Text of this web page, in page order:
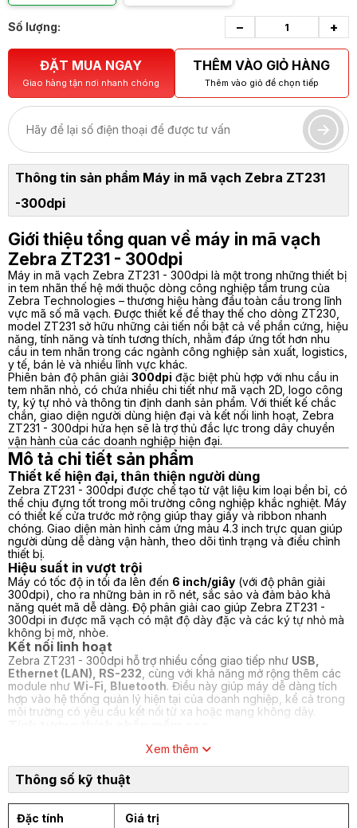
Số lượng: − +
ĐẶT MUA NGAY
Giao hàng tận nơi nhanh chóng
THÊM VÀO GIỎ HÀNG
Thêm vào giỏ để chọn tiếp
Thông tin sản phẩm Máy in mã vạch Zebra ZT231
-300dpi
Giới thiệu tổng quan về máy in mã vạch
Zebra ZT231 - 300dpi
Máy in mã vạch Zebra ZT231 - 300dpi là một trong những thiết bị
in tem nhãn thế hệ mới thuộc dòng công nghiệp tầm trung của
Zebra Technologies – thương hiệu hàng đầu toàn cầu trong lĩnh
vực mã số mã vạch. Được thiết kế để thay thế cho dòng ZT230,
model ZT231 sở hữu những cải tiến nổi bật cả về phần cứng, hiệu
năng, tính năng và tính tương thích, nhằm đáp ứng tốt hơn nhu
cầu in tem nhãn trong các ngành công nghiệp sản xuất, logistics,
y tế, bán lẻ và nhiều lĩnh vực khác.
Phiên bản độ phân giải 300dpi đặc biệt phù hợp với nhu cầu in
tem nhãn nhỏ, có chứa nhiều chi tiết như mã vạch 2D, logo công
ty, ký tự nhỏ và thông tin định danh sản phẩm. Với thiết kế chắc
chắn, giao diện người dùng hiện đại và kết nối linh hoạt, Zebra
ZT231 - 300dpi hứa hẹn sẽ là trợ thủ đắc lực trong dây chuyền
vận hành của các doanh nghiệp hiện đại.
Mô tả chi tiết sản phẩm
Thiết kế hiện đại, thân thiện người dùng
Zebra ZT231 - 300dpi được chế tạo từ vật liệu kim loại bền bỉ, có
thể chịu đựng tốt trong môi trường công nghiệp khắc nghiệt. Máy
có thiết kế cửa trước mở rộng giúp thay giấy và ribbon nhanh
chóng. Giao diện màn hình cảm ứng màu 4.3 inch trực quan giúp
người dùng dễ dàng vận hành, theo dõi tình trạng và điều chỉnh
thiết bị.
Hiệu suất in vượt trội
Máy có tốc độ in tối đa lên đến 6 inch/giây (với độ phân giải
300dpi), cho ra những bản in rõ nét, sắc sảo và đảm bảo khả
năng quét mã dễ dàng. Độ phân giải cao giúp Zebra ZT231 -
300dpi in được mã vạch có mật độ dày đặc và các ký tự nhỏ mà
không bị mờ, nhòe.
Kết nối linh hoạt
Zebra ZT231 - 300dpi hỗ trợ nhiều cổng giao tiếp như USB,
Ethernet (LAN), RS-232 , cùng với khả năng mở rộng thêm các
module như Wi-Fi, Bluetooth. Điều này giúp máy dễ dàng tích
hợp vào hệ thống quản lý hiện tại của doanh nghiệp, kể cả trong
môi trường có yêu cầu kết nối từ xa hoặc mạng không dây.
BarTender, ZebraDesigner, NiceLabel
lập trình nhưZPL, EPLgiúp tối ưu khả năng tùy chỉnh. Ngoài ra,
Zebra còn hỗ trợ nền tảng
quản lý và bảo mật thiết bị.
Thông số kỹ thuật máy in Zebra ZT231 -
Xem thêm
Thông số kỹ thuật
Đặc tính Giá trị